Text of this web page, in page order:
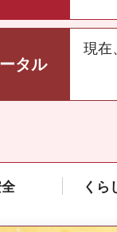
タル
現在
くら